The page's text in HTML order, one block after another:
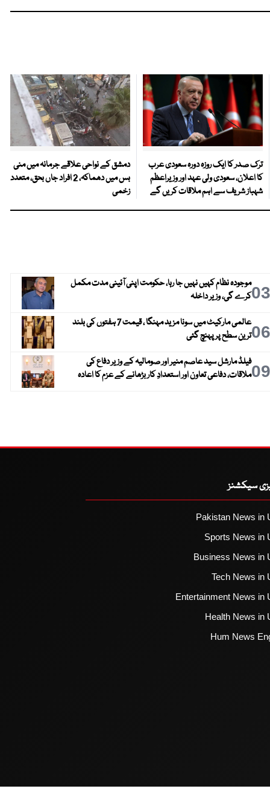
ترک صدر کا ایک روزہ دورہ سعودی عرب
کا اعلان، سعودی ولی عہد اور وزیراعظم
شہباز شریف سے اہم ملاقات کریں گے
دمشق کے نواحی علاقے جرمانہ میں منی
بس میں دھماکہ، 2 افراد جاں بحق، متعدد
زخمی
03موجودہ نظام کہیں نہیں جا رہا، حکومت اپنی آئینی مدت مکمل
کرے گی، وزیر داخلہ
06
عالمی مارکیٹ میں سونا مزید مہنگا ، قیمت 7 ہفتوں کی بلند
ترین سطح پر پہنچ گئی
09فیلڈ مارشل سید عاصم منیر اور صومالیہ کے وزیر دفاع کی
ملاقات، دفاعی تعاون اور استعدادِ کار بڑھانے کے عزم کا اعادہ
سیکشنز
Pakistan News in
Sports News in
Business News in
Tech News in
Entertainment News in
Health News in
Hum News